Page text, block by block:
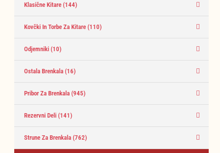
Klasične Kitare (144)
Kovčki In Torbe Za Kitare (110)
Odjemniki (10)
Ostala Brenkala (16)
Pribor Za Brenkala (945)
Rezervni Deli (141)
Strune Za Brenkala (762)